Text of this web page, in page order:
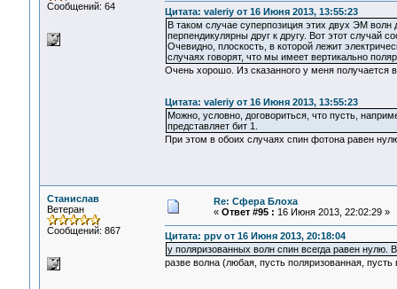
Сообщений: 64
Цитата: valeriy от 16 Июня 2013, 13:55:23
В таком случае суперпозиция этих двух ЭМ волн
перпендикулярны друг к другу. Вот этот случай
Очевидно, плоскость, в которой лежит
случаях говорят, что мы имеет вертикально
Очень хорошо. Из сказанного у меня получается
Цитата: valeriy от 16 Июня 2013, 13:55:23
Можно, условно, договориться, что пусть,
представляет бит 1.
При этом в обоих случаях спин фотона равен
Станислав
Ветеран
Сообщений: 867
Re: Сфера Блоха
« Ответ #95 : 16 Июня 2013, 22:02:29 »
Цитата: ppv от 16 Июня 2013, 20:18:04
у поляризованных волн спин всегда равен нулю.
разве волна (любая, пусть поляризованная,